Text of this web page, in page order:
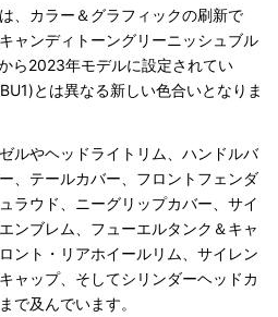
、カラー＆グラフィックの刷新で
ャンディトーングリーニッシュブル
ら2023年モデルに設定されてい
とは異なる新しい色合いとなりま
ルやヘッドライトリム、ハンドルバ
、テールカバー、フロントフェンダ
ラウド、ニーグリップカバー、サイ
ンブレム、フューエルタンク＆キャ
ント・リアホイールリム、サイレン
ャップ、そしてシリンダーヘッドカ
で及んでいます。